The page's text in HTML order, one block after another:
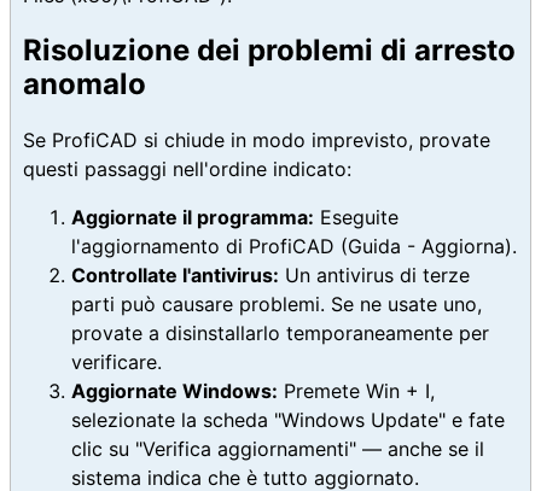
Risoluzione dei problemi di arresto
anomalo
Se ProfiCAD si chiude in modo imprevisto, provate
questi passaggi nell'ordine indicato:
Aggiornate il programma: Eseguite
l'aggiornamento di ProfiCAD (Guida - Aggiorna).
Controllate l'antivirus: Un antivirus di terze
parti può causare problemi. Se ne usate uno,
provate a disinstallarlo temporaneamente per
verificare.
Aggiornate Windows: Premete Win + I,
selezionate la scheda "Windows Update" e fate
clic su "Verifica aggiornamenti" — anche se il
sistema indica che è tutto aggiornato.